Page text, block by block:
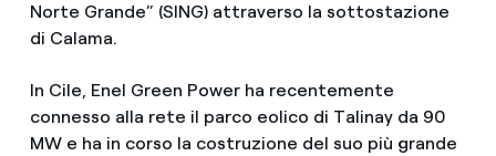
Norte Grande” (SING) attraverso la sottostazione
di Calama.
In Cile, Enel Green Power ha recentemente
connesso alla rete il parco eolico di Talinay da 90
MW e ha in corso la costruzione del suo più grande